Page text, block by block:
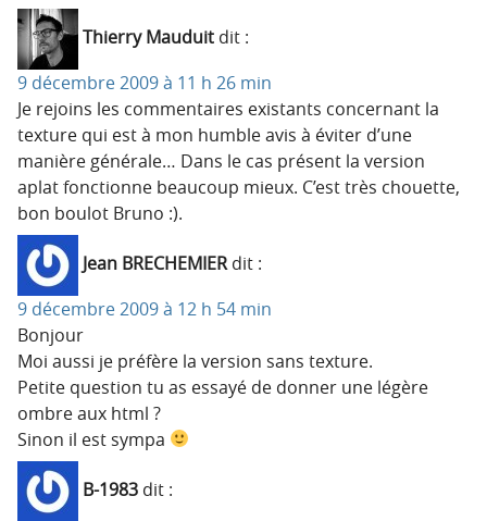
Thierry Mauduit dit :
9 décembre 2009 à 11 h 26 min
Je rejoins les commentaires existants concernant la
texture qui est à mon humble avis à éviter d’une
manière générale… Dans le cas présent la version
aplat fonctionne beaucoup mieux. C’est très chouette,
bon boulot Bruno :).
Jean BRECHEMIER dit :
9 décembre 2009 à 12 h 54 min
Bonjour
Moi aussi je préfère la version sans texture.
Petite question tu as essayé de donner une légère
ombre aux html ?
Sinon il est sympa
B-1983 dit :